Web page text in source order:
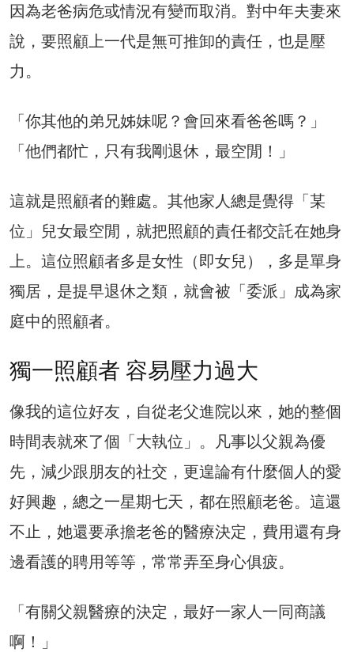
因為老爸病危或情況有變而取消。對中年夫妻來
說，要照顧上一代是無可推卸的責任，也是壓
力。
「你其他的弟兄姊妹呢？會回來看爸爸嗎？」
「他們都忙，只有我剛退休，最空閒！」
這就是照顧者的難處。其他家人總是覺得「某
位」兒女最空閒，就把照顧的責任都交託在她身
上。這位照顧者多是女性（即女兒），多是單身
獨居，是提早退休之類，就會被「委派」成為家
庭中的照顧者。
獨一照顧者 容易壓力過大
像我的這位好友，自從老父進院以來，她的整個
時間表就來了個「大執位」。凡事以父親為優
先，減少跟朋友的社交，更遑論有什麼個人的愛
好興趣，總之一星期七天，都在照顧老爸。這還
不止，她還要承擔老爸的醫療決定，費用還有身
邊看護的聘用等等，常常弄至身心俱疲。
「有關父親醫療的決定，最好一家人一同商議
啊！」